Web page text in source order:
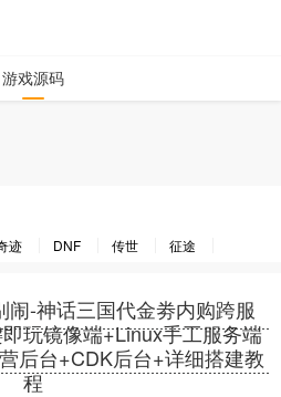
游戏源码
迹 DNF 传世
征途
-神话三国代金劵内购跨服
玩镜像端+Linux手工服务端
后台+CDK后台+详细搭建教
程